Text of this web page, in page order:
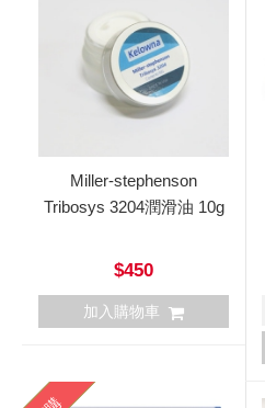
Miller-stephenson
Tribosys 3204潤滑油 10g
$450
加入購物車